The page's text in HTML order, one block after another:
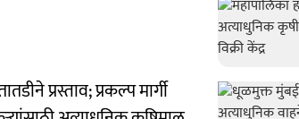
प्रस्ताव; प्रकल्प मार्गी